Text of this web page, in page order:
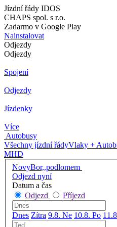
Jízdní řády IDOS
CHAPS spol. s r.o.
Zadarmo v Google Play
Nainstalovat
Odjezdy
Odjezdy
Spojení
Odjezdy
Jízdenky
Více
Autobusy
Všechny jízdní řádyVlaky +
MHD
NovyBor,,podlomem
Odjezd nyní
Datum a čas
Odjezd
Příjezd
Dnes Zítra 9.8. Ne 10.8. Po